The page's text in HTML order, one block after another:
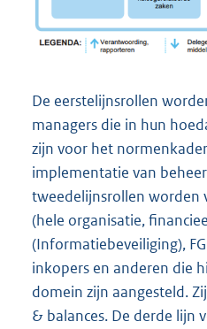
De eerstelijnsrollen
managers die in hun
zijn voor het
implementatie van
tweedelijnsrollen worden
(hele organisatie,
(Informatiebeveiliging),
inkopers en anderen die
domein zijn aangesteld.
& balances. De derde lijn